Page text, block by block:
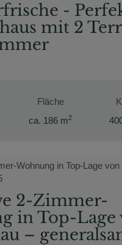
-
mit 2
Fläche
ca. 186 m2
2-Zimmer-
in Top-Lage
–